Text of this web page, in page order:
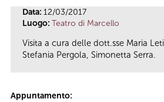
Data: 12/03/2017
Luogo: Teatro di Marcello
Visita a cura delle dott.sse Maria
Stefania Pergola, Simonetta Serra.
Appuntamento: